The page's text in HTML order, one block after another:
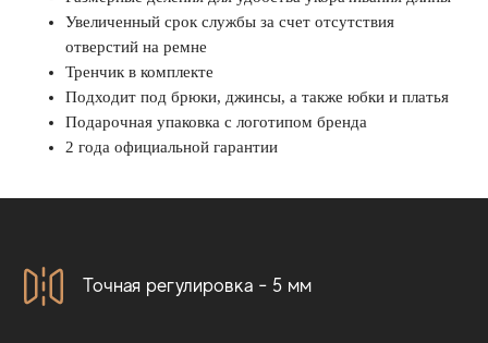
Увеличенный срок службы за счет отсутствия
отверстий на ремне
Тренчик в комплекте
Подходит под брюки, джинсы, а также юбки и платья
Подарочная упаковка с логотипом бренда
2 года официальной гарантии
Точная регулировка - 5 мм